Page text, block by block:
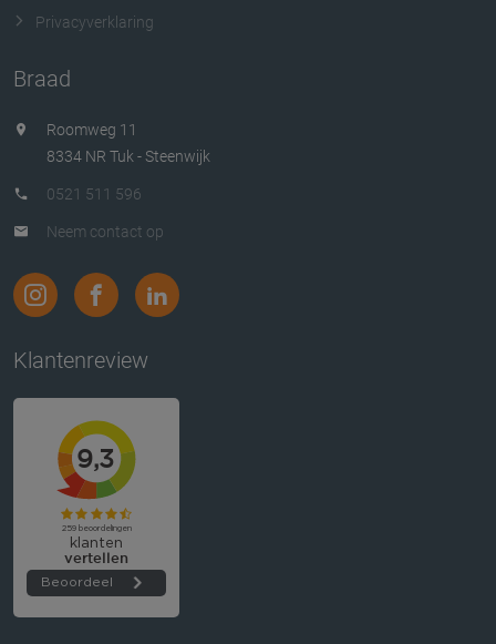
Privacyverklaring
Braad
Roomweg 11
8334 NR Tuk - Steenwijk
0521 511 596
Neem contact op
Klantenreview